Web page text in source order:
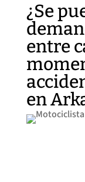
¿Se
entre
en